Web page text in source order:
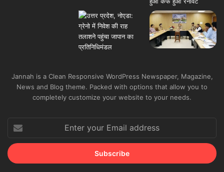
Jannah is a Clean Responsive WordPress Newspaper, Magazine,
News and Blog theme. Packed with options that allow you to
completely customize your website to your needs.
your
Email
address